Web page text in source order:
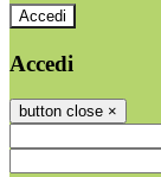
Accedi
Accedi
button close ×